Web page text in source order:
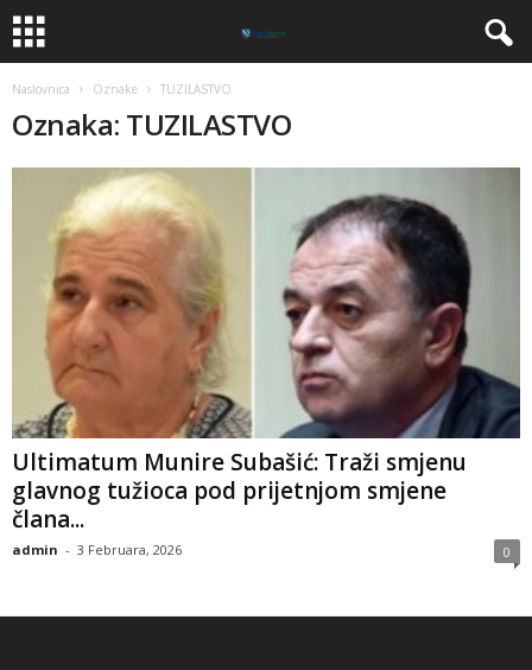
Naslovnica Oznake TUZILASTVO
Oznaka: TUZILASTVO
Ultimatum Munire Subašić: Traži smjenu
glavnog tužioca pod prijetnjom smjene
člana...
admin - 3 Februara, 2026 0